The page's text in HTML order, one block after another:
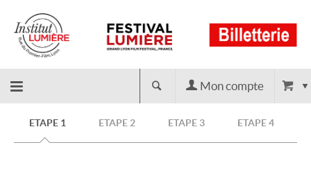
Retour
Mon compte
ETAPE 1 ETAPE 2 ETAPE 3 ETAPE 4